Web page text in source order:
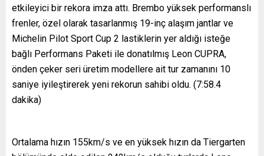
etkileyici bir rekora imza attı. Brembo yüksek performanslı
frenler, özel olarak tasarlanmış 19-inç alaşım jantlar ve
Michelin Pilot Sport Cup 2 lastiklerin yer aldığı isteğe
bağlı Performans Paketi ile donatılmış Leon CUPRA,
önden çeker seri üretim modellere ait tur zamanını 10
saniye iyileştirerek yeni rekorun sahibi oldu. (7:58.4
dakika)
Ortalama hızın 155km/s ve en yüksek hızın da Tiergarten